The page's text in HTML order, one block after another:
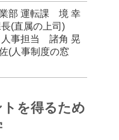
部 運転課 境 幸
(直属の上司)
人事担当 諸角 晃
(人事制度の窓
を得るため